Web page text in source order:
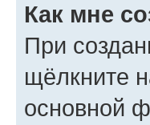
Как мне
При
щёлкните
основной